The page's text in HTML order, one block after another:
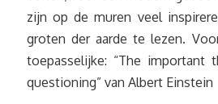
zijn op de muren veel
groten der aarde te lezen.
toepasselijke: “The
questioning” van Albert Einstein